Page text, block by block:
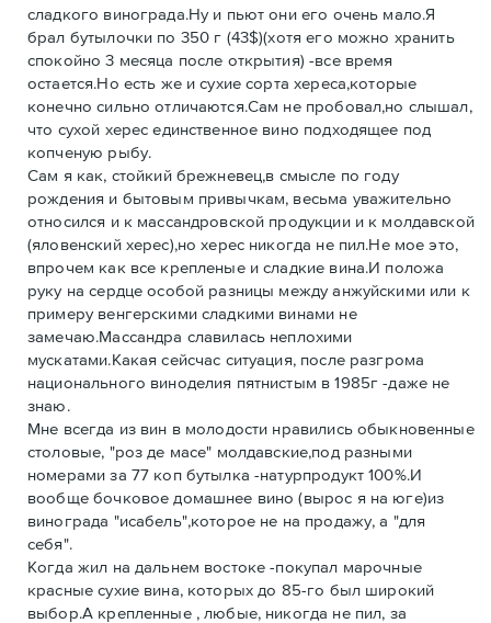
сладкого винограда.Ну и пьют они его очень мало.Я
брал бутылочки по 350 г (43$)(хотя его можно хранить
спокойно 3 месяца после открытия) -все время
остается.Но есть же и сухие сорта хереса,которые
конечно сильно отличаются.Сам не пробовал,но слышал,
что сухой херес единственное вино подходящее под
копченую рыбу.
Сам я как, стойкий брежневец,в смысле по году
рождения и бытовым привычкам, весьма уважительно
относился и к массандровской продукции и к молдавской
(яловенский херес),но херес никогда не пил.Не мое это,
впрочем как все крепленые и сладкие вина.И положа
руку на сердце особой разницы между анжуйскими или к
примеру венгерскими сладкими винами не
замечаю.Массандра славилась неплохими
мускатами.Какая сейсчас ситуация, после разгрома
национального виноделия пятнистым в 1985г -даже не
знаю.
Мне всегда из вин в молодости нравились обыкновенные
столовые, "роз де масе" молдавские,под разными
номерами за 77 коп бутылка -натурпродукт 100%.И
вообще бочковое домашнее вино (вырос я на юге)из
винограда "исабель",которое не на продажу, а "для
себя".
Когда жил на дальнем востоке -покупал марочные
красные сухие вина, которых до 85-го был широкий
выбор.А крепленные , любые, никогда не пил, за